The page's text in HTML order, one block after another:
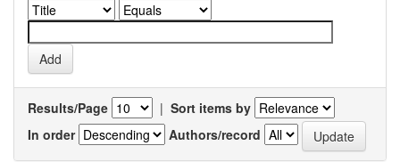
Results/Page | Sort items by
In order
Authors/record